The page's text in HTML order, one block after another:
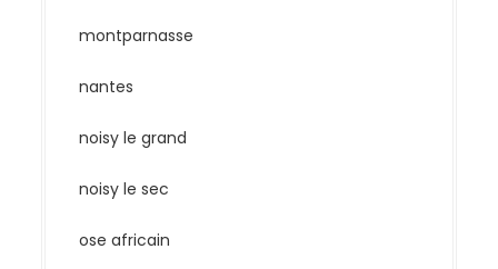
montparnasse
nantes
noisy le grand
noisy le sec
ose africain